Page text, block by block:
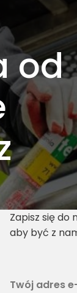
od
Zapisz się do
aby być z